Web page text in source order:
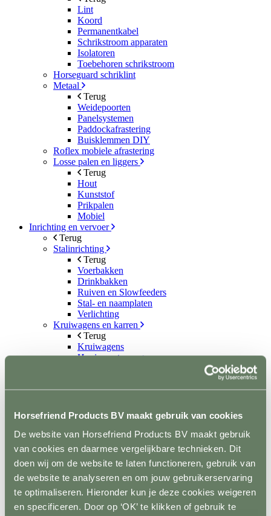
Horsefriend Products BV maakt gebruik van cookies
De website van Horsefriend Products BV maakt gebruik
van cookies en daarmee vergelijkbare technieken. Dit
doen wij om de website te laten functioneren, gebruik van
de website te analyseren en om jouw gebruikerservaring
te optimaliseren. Hieronder kun je deze cookies weigeren
en specificeren. Door op ‘OK’ te klikken of gebruik te
Lint
Koord
Permanentkabel
Schrikstroom apparaten
Isolatoren
Toebehoren schrikstroom
Horseguard schriklint
Metaal
Terug
Weidepoorten
Panelsystemen
Paddockafrastering
Buisklemmen DIY
Roflex mobiele afrastering
Losse palen en liggers
Terug
Hout
Kunststof
Prikpalen
Mobiel
Inrichting en vervoer
Terug
Stalinrichting
Terug
Voerbakken
Drinkbakken
Ruiven en Slowfeeders
Stal- en naamplaten
Verlichting
Kruiwagens en karren
Terug
Kruiwagens
Hooi- en strowagens
Wielen
Terug
Douchearm
Warmwatervoorziening
Poetsbenodigheden
Zadelkamer
Terug
Zadel- en tuigdragers
Zadel- en tuigkarren
Kasten